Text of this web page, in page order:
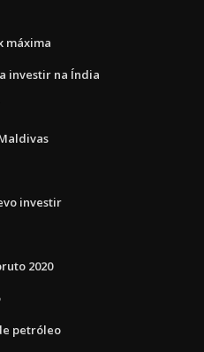
máxima
investir na Índia
investir
2020
petróleo